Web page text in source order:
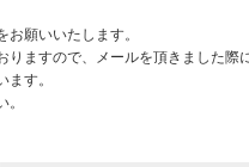
お願いいたします。
りますので、メールを頂きました際
ます。